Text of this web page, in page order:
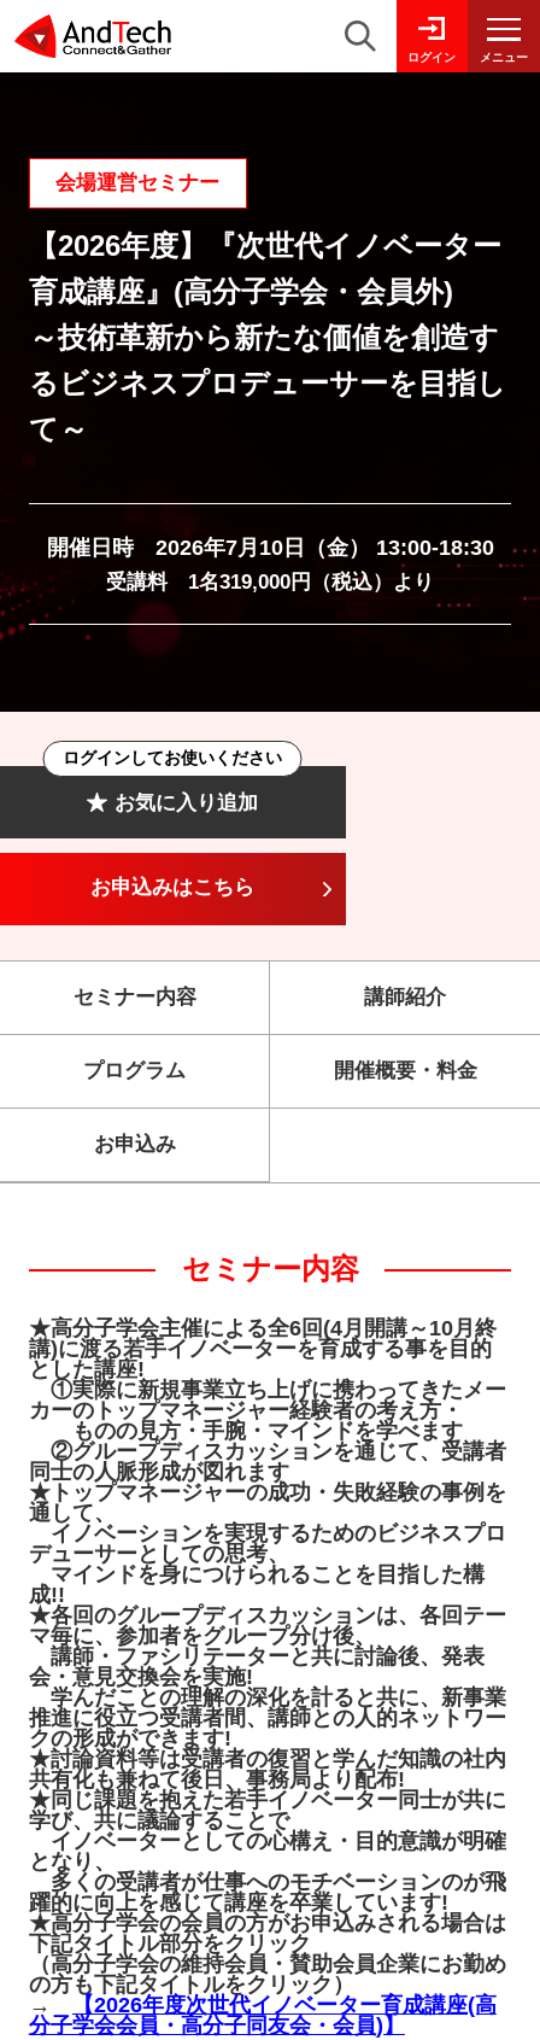
ログイン メニュー
会場運営セミナー
【2026年度】『次世代イノベーター
育成講座』(高分子学会・会員外)
～技術革新から新たな価値を創造す
るビジネスプロデューサーを目指し
て～
開催日時 2026年7月10日（金） 13:00-18:30
受講料 1名319,000円（税込）より
お気に入り追加
ログインしてお使いください
お申込みはこちら
セミナー内容 講師紹介
プログラム 開催概要・料金
お申込み
セミナー内容
★高分子学会主催による全6回(4月開講～10月終
講)に渡る若手イノベーターを育成する事を目的
とした講座!
①実際に新規事業立ち上げに携わってきたメー
カーのトップマネージャー経験者の考え方・
ものの見方・手腕・マインドを学べます
②グループディスカッションを通じて、受講者
同士の人脈形成が図れます
★トップマネージャーの成功・失敗経験の事例を
通して、
イノベーションを実現するためのビジネスプロ
デューサーとしての思考、
マインドを身につけられることを目指した構
成!!
★各回のグループディスカッションは、各回テー
マ毎に、参加者をグループ分け後、
講師・ファシリテーターと共に討論後、発表
会・意見交換会を実施!
学んだことの理解の深化を計ると共に、新事業
推進に役立つ受講者間、講師との人的ネットワー
クの形成ができます!
★討論資料等は受講者の復習と学んだ知識の社内
共有化も兼ねて後日、事務局より配布!
★同じ課題を抱えた若手イノベーター同士が共に
学び、共に議論することで
イノベーターとしての心構え・目的意識が明確
となり、
多くの受講者が仕事へのモチベーションのが飛
躍的に向上を感じて講座を卒業しています!
★高分子学会の会員の方がお申込みされる場合は
下記タイトル部分をクリック
（高分子学会の維持会員・賛助会員企業にお勤め
の方も下記タイトルをクリック）
→
【2026年度次世代イノベーター育成講座(高
分子学会会員・高分子同友会・会員)】